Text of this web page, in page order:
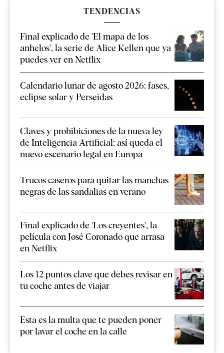
TENDENCIAS
Final explicado de 'El mapa de los
anhelos', la serie de Alice Kellen que ya
puedes ver en Netflix
Calendario lunar de agosto 2026: fases,
eclipse solar y Perseidas
Claves y prohibiciones de la nueva ley
de Inteligencia Artificial: así queda el
nuevo escenario legal en Europa
Trucos caseros para quitar las manchas
negras de las sandalias en verano
Final explicado de 'Los creyentes', la
película con José Coronado que arrasa
en Netflix
Los 12 puntos clave que debes revisar en
tu coche antes de viajar
Esta es la multa que te pueden poner
por lavar el coche en la calle